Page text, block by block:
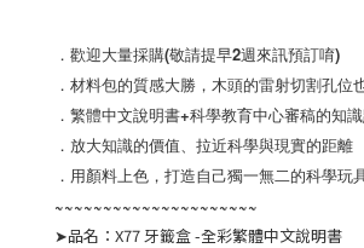
．歡迎大量採購(敬請提早2週來訊預訂唷)
．材料包的質感大勝，木頭的雷射切割孔位
．繁體中文說明書+科學教育中心審稿的知
．放大知識的價值、拉近科學與現實的距離
．用顏料上色，打造自己獨一無二的科學玩
~~~~~~~~~~~~~~~~~~~~~
➤品名：X77 牙籤盒 -全彩繁體中文說明書